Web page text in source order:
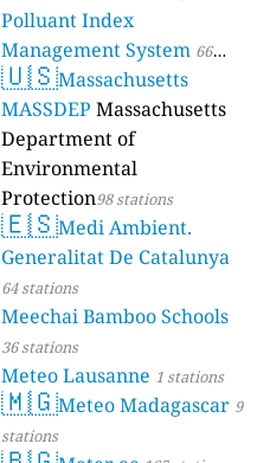
Polluant Index
Management System 66
stations
🇺🇸Massachusetts
MASSDEP Massachusetts
Department of
Environmental
Protection98 stations
🇪🇸Medi Ambient.
Generalitat De Catalunya
64 stations
Meechai Bamboo Schools
36 stations
Meteo Lausanne 1 stations
🇲🇬Meteo Madagascar 9
stations